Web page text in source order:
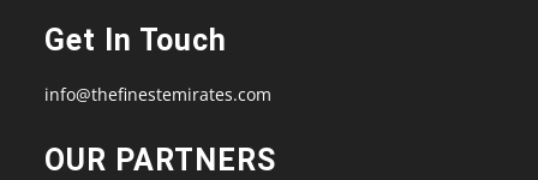
in
new
in
new
in
new
in
new
Get In Touch
info@thefinestemirates.com
OUR PARTNERS